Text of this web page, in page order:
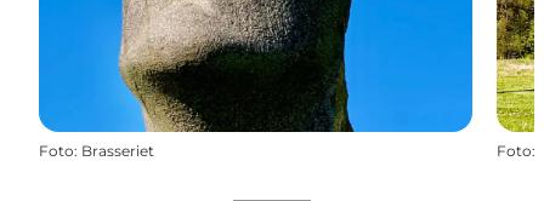
Foto: Brasseriet Foto: